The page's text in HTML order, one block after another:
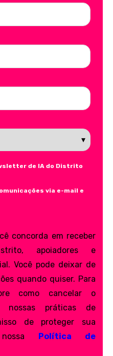
de IA do Distrito
via e-mail e
concorda em receber
apoiadores e
Você pode deixar de
quando quiser. Para
como cancelar o
nossas práticas de
de proteger sua
nossa Política de